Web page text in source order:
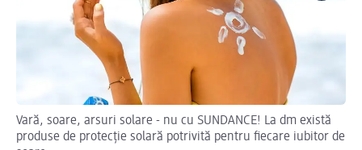
Vară, soare, arsuri solare - nu cu SUNDANCE! La dm există
produse de protecție solară potrivită pentru fiecare iubitor de